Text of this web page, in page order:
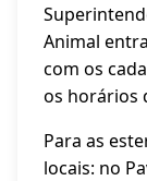
Animal
com os
os horários
Para as
locais: no